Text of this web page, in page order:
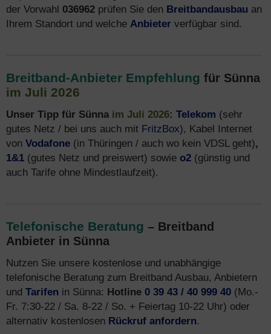
der Vorwahl 036962 prüfen Sie den Breitbandausbau an
Ihrem Standort und welche Anbieter verfügbar sind.
Breitband-Anbieter Empfehlung für Sünna
im Juli 2026
Unser Tipp für Sünna im Juli 2026: Telekom (sehr
gutes Netz / bei uns auch mit FritzBox), Kabel Internet
von Vodafone (in Thüringen / auch wo kein VDSL geht),
1&1 (gutes Netz und preiswert) sowie o2 (günstig und
auch Tarife ohne Mindestlaufzeit).
Telefonische Beratung – Breitband
Anbieter in Sünna
Nutzen Sie unsere kostenlose und unabhängige
telefonische Beratung zum Breitband Ausbau, Anbietern
und Tarifen in Sünna: Hotline 0 39 43 / 40 999 40 (Mo.-
Fr. 7:30-22 / Sa. 8-22 / So. + Feiertag 10-22 Uhr) oder
alternativ kostenlosen Rückruf anfordern.